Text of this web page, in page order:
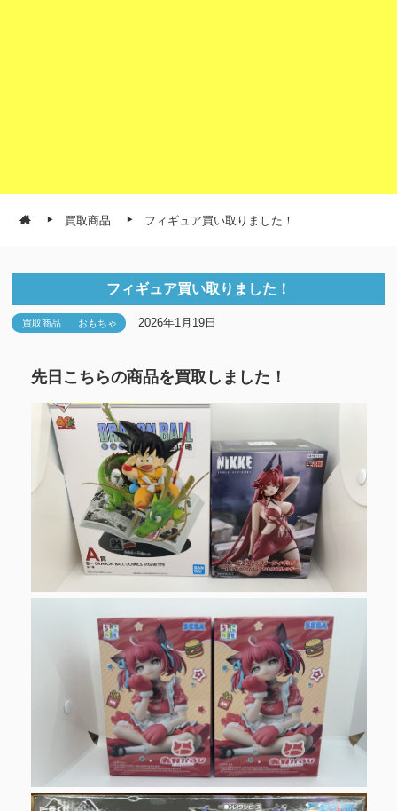
買取商品 フィギュア買い取りました！
フィギュア買い取りました！
買取商品 おもちゃ 2026年1月19日
先日こちらの商品を買取しました！